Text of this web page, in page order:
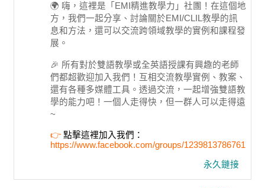
🌍 嗨，這裡是「EMI精進教學力」社團！在這個地
方，我們一起分享、討論關於EMI/CLIL教學的訊
息和方法，還可以交流跨領域教學的實例和課程發
展。
🎉 所有對於雙語教學或全英語授課有興趣的老師
們都超歡迎加入我們！互相交流教學實例、教案、
還有各種多媒體工具。透過交流，一起增強雙語教
學的能力吧！一個人走得快，但一群人可以走得遠
~
👉 點擊這裡加入我們：
https://www.facebook.com/groups/1239813786761716/
永久鏈接